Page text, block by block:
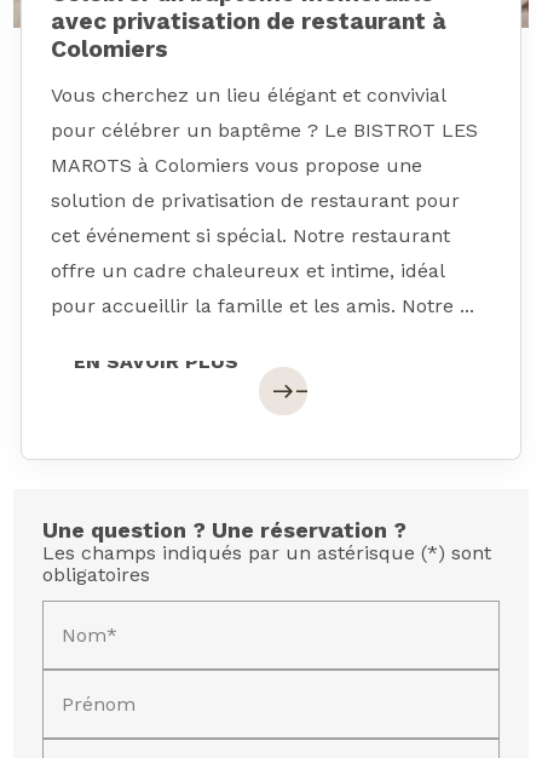
avec privatisation de restaurant à
Colomiers
Vous cherchez un lieu élégant et convivial
pour célébrer un baptême ? Le BISTROT LES
MAROTS à Colomiers vous propose une
solution de privatisation de restaurant pour
cet événement si spécial. Notre restaurant
offre un cadre chaleureux et intime, idéal
pour accueillir la famille et les amis. Notre ...
EN SAVOIR PLUS
easteast
Une question ? Une réservation ?
Les champs indiqués par un astérisque (*) sont
obligatoires
Nom*
Prénom